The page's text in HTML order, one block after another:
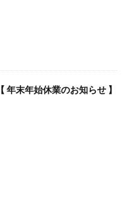
【 年末年始休業のお知らせ 】